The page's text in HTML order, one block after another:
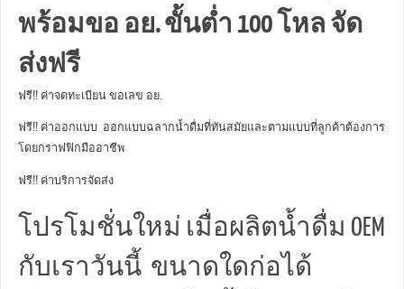
พร้อมขอ อย. ขั้นต่ำ 100 โหล จัด
ส่งฟรี
ฟรี!! ค่าจดทะเบียน ขอเลข อย.
ฟรี!! ค่าออกแบบ ออกแบบฉลากน้ำดื่มที่ทันสมัยและตามแบบที่ลูกค้าต้องการ
โดยกราฟฟิกมืออาชีพ
ฟรี!! ค่าบริการจัดส่ง
โปรโมชั่นใหม่ เมื่อผลิตน้ำดื่ม OEM
กับเราวันนี้ ขนาดใดก่อได้